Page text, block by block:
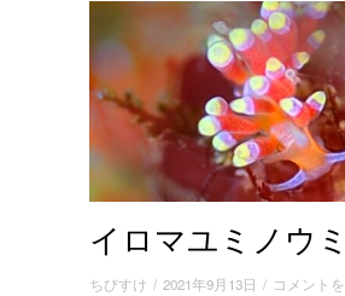
イロマユミノウ
ちびすけ / 2021年9月13日 / イ
コメント